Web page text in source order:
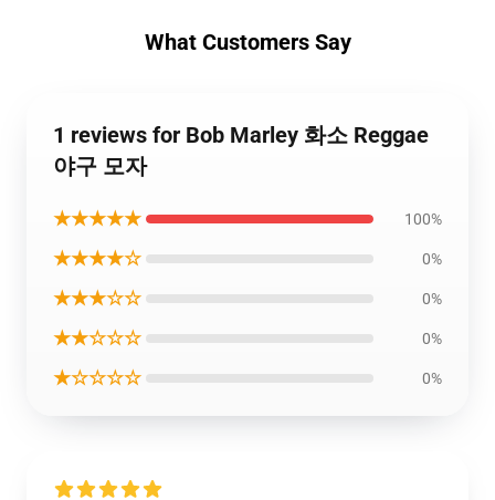
What Customers Say
1 reviews for Bob Marley 화소 Reggae
야구 모자
★★★★★ 100%
★★★★☆ 0%
★★★☆☆ 0%
★★☆☆☆ 0%
★☆☆☆☆ 0%